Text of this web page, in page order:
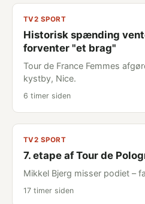
TV2 SPORT
Historisk spænding
forventer "et brag"
Tour de France Femmes
kystby, Nice.
6 timer siden
TV2 SPORT
7. etape af Tour de
Mikkel Bjerg misser podiet –
17 timer siden